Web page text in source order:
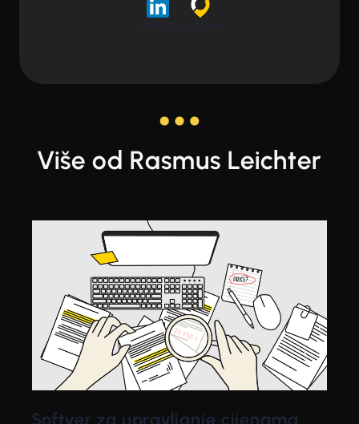
Više od Rasmus Leichter